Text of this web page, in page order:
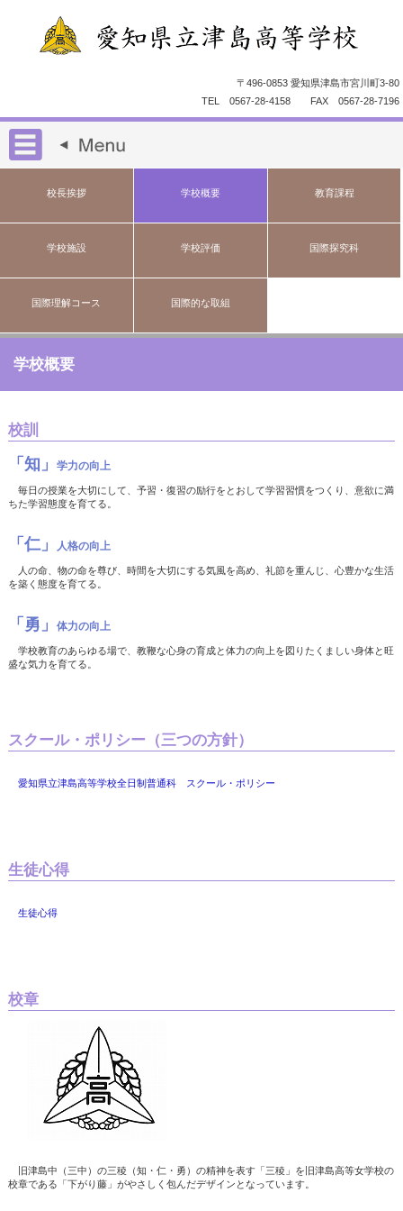
〒496-0853 愛知県津島市宮川町3-80
TEL 0567-28-4158 FAX 0567-28-7196
校長挨拶 学校概要 教育課程
学校施設 学校評価 国際探究科
国際理解コース 国際的な取組
学校概要
校訓
「知」 学力の向上
毎日の授業を大切にして、予習・復習の励行をとおして学習習慣をつくり、意欲に満
ちた学習態度を育てる。
「仁」 人格の向上
人の命、物の命を尊び、時間を大切にする気風を高め、礼節を重んじ、心豊かな生活
を築く態度を育てる。
「勇」 体力の向上
学校教育のあらゆる場で、教鞭な心身の育成と体力の向上を図りたくましい身体と旺
盛な気力を育てる。
スクール・ポリシー（三つの方針）
愛知県立津島高等学校全日制普通科 スクール・ポリシー
生徒心得
生徒心得
校章
旧津島中（三中）の三稜（知・仁・勇）の精神を表す「三稜」を旧津島高等女学校の
校章である「下がり藤」がやさしく包んだデザインとなっています。